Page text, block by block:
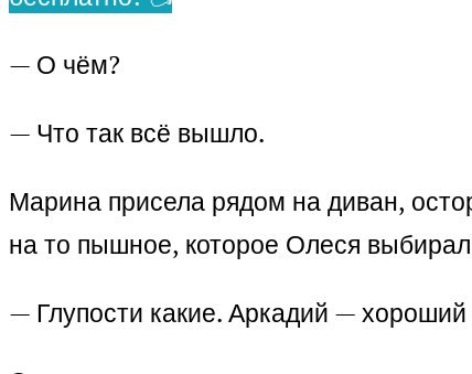
— О чём?
— Что так всё вышло.
Марина присела рядом на диван,
на то пышное, которое Олеся
— Глупости какие. Аркадий —